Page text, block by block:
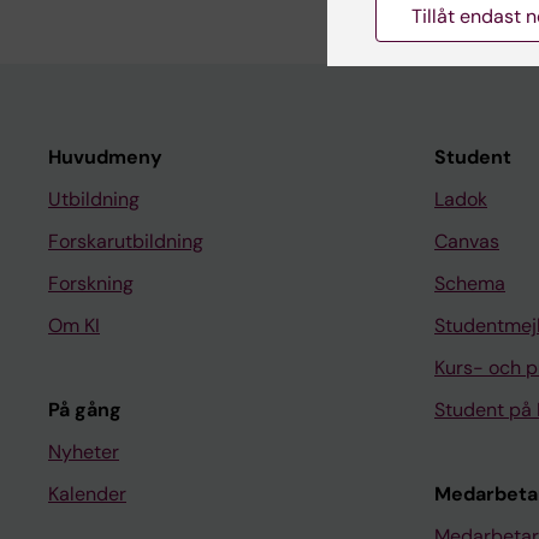
Huvudmeny
Utbildning
Forskarutbildning
Forskning
Om KI
På gång
Nyheter
Kalender
Student
Ladok
Canvas
Schema
Kurs- och
Student på
Tillåt endast